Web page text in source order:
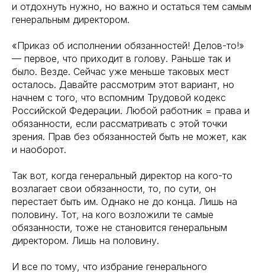
и отдохнуть нужно, но важно и остаться тем самым
генеральным директором.
«Приказ об исполнении обязанностей! Делов-то!»
— первое, что приходит в голову. Раньше так и
было. Везде. Сейчас уже меньше таковых мест
осталось. Давайте рассмотрим этот вариант, но
начнем с того, что вспомним Трудовой кодекс
Российской Федерации. Любой работник = права и
обязанности, если рассматривать с этой точки
зрения. Прав без обязанностей быть не может, как
и наоборот.
Так вот, когда генеральный директор на кого-то
возлагает свои обязанности, то, по сути, он
перестает быть им. Однако не до конца. Лишь на
половину. Тот, на кого возложили те самые
обязанности, тоже не становится генеральным
директором. Лишь на половину.
И все по тому, что избрание генерального